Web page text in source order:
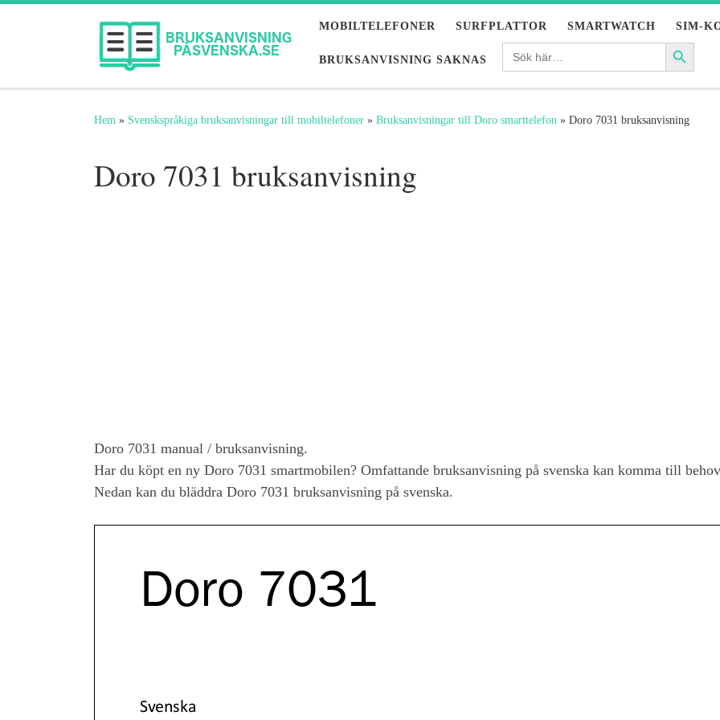
Hoppa till innehåll MOBILTELEFONER SURFPLATTOR SMARTWATCH SIM-
BRUKSANVISNING SAKNAS
Hem » Svenskspråkiga bruksanvisningar till mobiltelefoner » Bruksanvisningar till Doro smarttelefon » Doro 7031 bruksanvisning
Doro 7031 bruksanvisning
Doro 7031 manual / bruksanvisning.
Har du köpt en ny Doro 7031 smartmobilen? Omfattande bruksanvisning på svenska kan komma till
Nedan kan du bläddra Doro 7031 bruksanvisning på svenska.